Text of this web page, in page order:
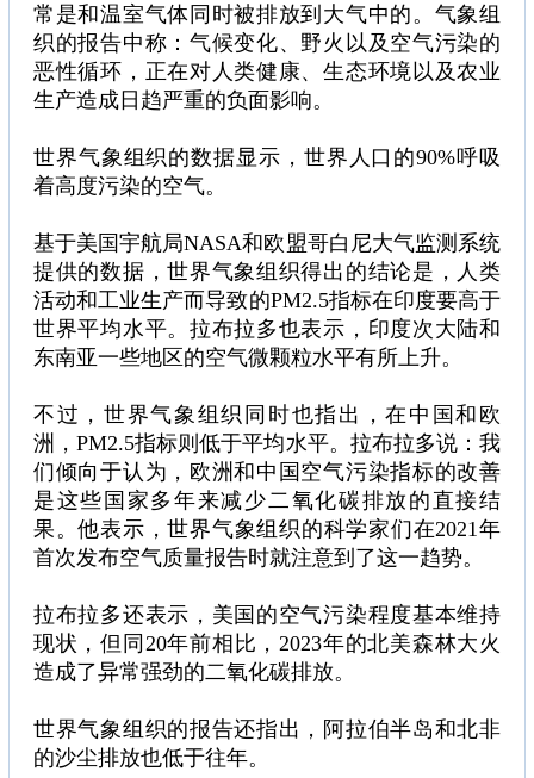
常是和温室气体同时被排放到大气中的。气象组
织的报告中称：气候变化、野火以及空气污染的
恶性循环，正在对人类健康、生态环境以及农业
生产造成日趋严重的负面影响。
世界气象组织的数据显示，世界人口的90%呼吸
着高度污染的空气。
基于美国宇航局NASA和欧盟哥白尼大气监测系统
提供的数据，世界气象组织得出的结论是，人类
活动和工业生产而导致的PM2.5指标在印度要高于
世界平均水平。拉布拉多也表示，印度次大陆和
东南亚一些地区的空气微颗粒水平有所上升。
不过，世界气象组织同时也指出，在中国和欧
洲，PM2.5指标则低于平均水平。拉布拉多说：我
们倾向于认为，欧洲和中国空气污染指标的改善
是这些国家多年来减少二氧化碳排放的直接结
果。他表示，世界气象组织的科学家们在2021年
首次发布空气质量报告时就注意到了这一趋势。
拉布拉多还表示，美国的空气污染程度基本维持
现状，但同20年前相比，2023年的北美森林大火
造成了异常强劲的二氧化碳排放。
世界气象组织的报告还指出，阿拉伯半岛和北非
的沙尘排放也低于往年。